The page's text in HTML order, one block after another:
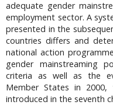
adequate gender
employment sector. A
presented in the
countries differs and
national action
gender mainstreaming
criteria as well as the
Member States in 2000,
introduced in the seventh